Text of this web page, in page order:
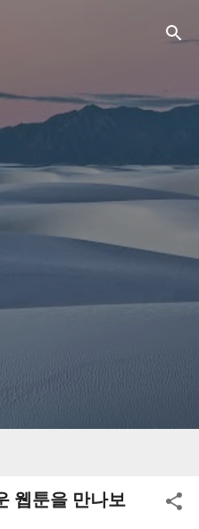
건너뛰기
웹툰을 만나보